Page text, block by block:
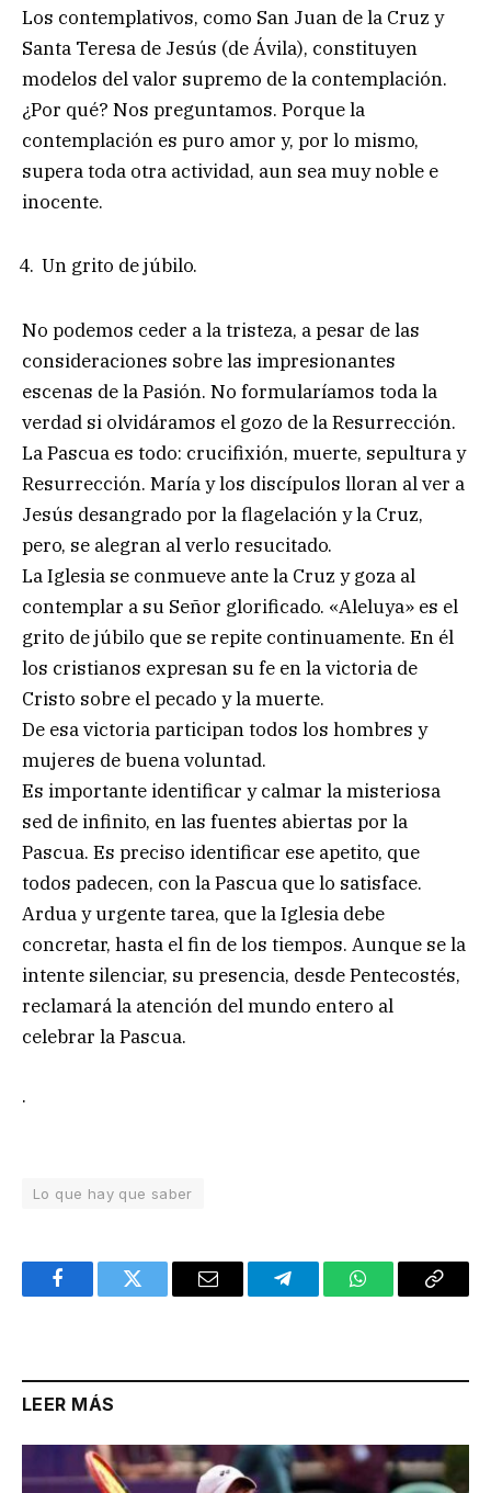
Los contemplativos, como San Juan de la Cruz y
Santa Teresa de Jesús (de Ávila), constituyen
modelos del valor supremo de la contemplación.
¿Por qué? Nos preguntamos. Porque la
contemplación es puro amor y, por lo mismo,
supera toda otra actividad, aun sea muy noble e
inocente.
Un grito de júbilo.
No podemos ceder a la tristeza, a pesar de las
consideraciones sobre las impresionantes
escenas de la Pasión. No formularíamos toda la
verdad si olvidáramos el gozo de la Resurrección.
La Pascua es todo: crucifixión, muerte, sepultura y
Resurrección. María y los discípulos lloran al ver a
Jesús desangrado por la flagelación y la Cruz,
pero, se alegran al verlo resucitado.
La Iglesia se conmueve ante la Cruz y goza al
contemplar a su Señor glorificado. «Aleluya» es el
grito de júbilo que se repite continuamente. En él
los cristianos expresan su fe en la victoria de
Cristo sobre el pecado y la muerte.
De esa victoria participan todos los hombres y
mujeres de buena voluntad.
Es importante identificar y calmar la misteriosa
sed de infinito, en las fuentes abiertas por la
Pascua. Es preciso identificar ese apetito, que
todos padecen, con la Pascua que lo satisface.
Ardua y urgente tarea, que la Iglesia debe
concretar, hasta el fin de los tiempos. Aunque se la
intente silenciar, su presencia, desde Pentecostés,
reclamará la atención del mundo entero al
celebrar la Pascua.
.
Lo que hay que saber
FacebookTwitter Email TelegramWhatsAppCopy
LEER MÁS